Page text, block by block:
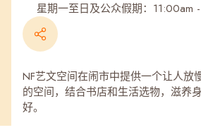
星期一至日及公众假期：11:00am
NF艺文空间在闹市中提供一个让人放
的空间，结合书店和生活选物，滋养
好。